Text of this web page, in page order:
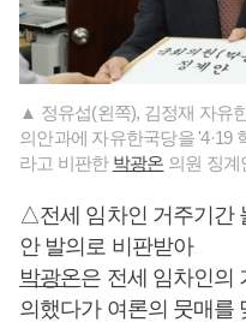
▲ 정유섭(왼쪽), 김정재 자유
의안과에 자유한국당을 '4·19
라고 비판한 박광온 의원 징계
△전세 임차인 거주기간
안 발의로 비판받아
박광온은 전세 임차인의
의했다가 여론의 뭇매를